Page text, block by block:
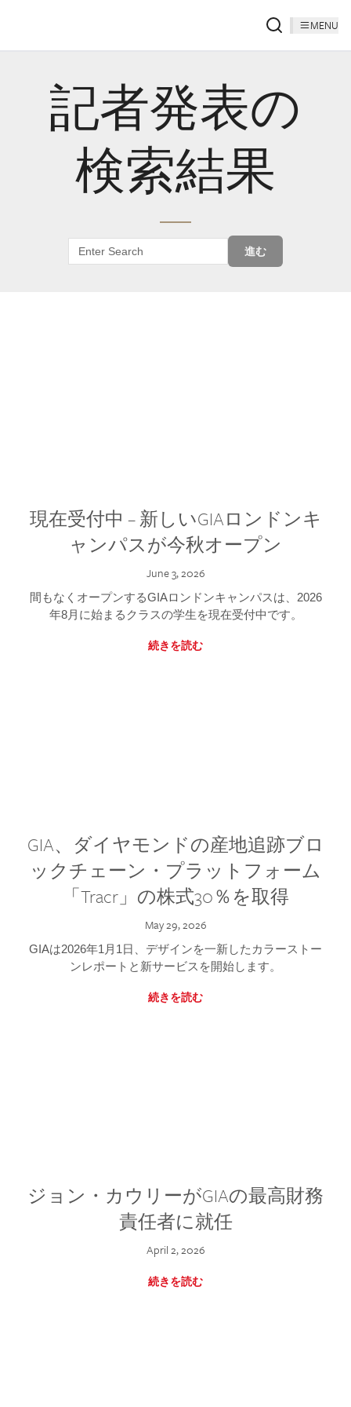
MENU
記者発表の
検索結果
進む
現在受付中 – 新しいGIAロンドンキ
ャンパスが今秋オープン
June 3, 2026
間もなくオープンするGIAロンドンキャンパスは、2026
年8月に始まるクラスの学生を現在受付中です。
続きを読む
GIA、ダイヤモンドの産地追跡ブロ
ックチェーン・プラットフォーム
「Tracr」の株式30％を取得
May 29, 2026
GIAは2026年1月1日、デザインを一新したカラーストー
ンレポートと新サービスを開始します。
続きを読む
ジョン・カウリーがGIAの最高財務
責任者に就任
April 2, 2026
続きを読む